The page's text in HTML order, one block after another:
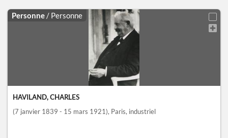
Personne / Personne
HAVILAND, CHARLES
(7 janvier 1839 - 15 mars 1921), Paris, industriel